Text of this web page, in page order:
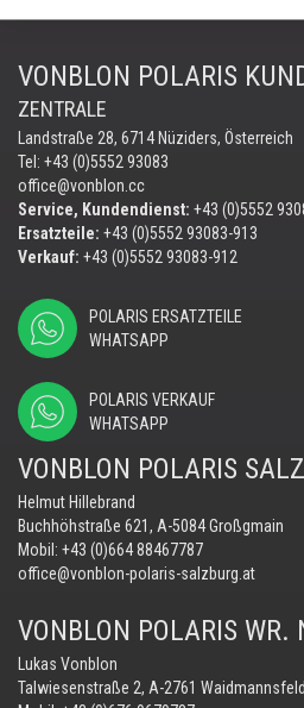
VONBLON POLARIS
ZENTRALE
Landstraße 28, 6714 Nüziders, Österreich
Tel: +43 (0)5552 93083
office@vonblon.cc
Service, Kundendienst: +43 (0)5552
Ersatzteile: +43 (0)5552 93083-913
Verkauf: +43 (0)5552 93083-912
POLARIS ERSATZTEILE
WHATSAPP
POLARIS VERKAUF
WHATSAPP
VONBLON POLARIS
Helmut Hillebrand
Buchhöhstraße 621, A-5084 Großgmain
Mobil: +43 (0)664 88467787
office@vonblon-polaris-salzburg.at
VONBLON POLARIS WR.
Lukas Vonblon
Talwiesenstraße 2, A-2761 Waidmannsfeld